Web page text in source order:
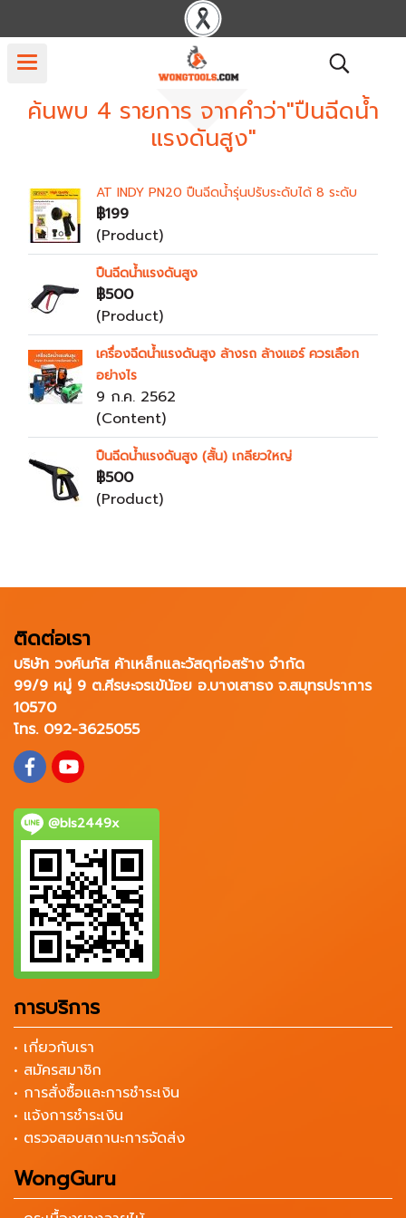
ค้นพบ 4 รายการ จากคำว่า"ปืนฉีดน้ำ
แรงดันสูง"
AT INDY PN20 ปืนฉีดน้ำรุ่นปรับระดับได้ 8 ระดับ
฿199
(Product)
ปืนฉีดน้ำแรงดันสูง
฿500
(Product)
เครื่องฉีดน้ำแรงดันสูง ล้างรถ ล้างแอร์ ควรเลือก
อย่างไร
9 ก.ค. 2562
(Content)
ปืนฉีดน้ำแรงดันสูง (สั้น) เกลียวใหญ่
฿500
(Product)
ติดต่อเรา
บริษัท วงศ์นภัส ค้าเหล็กและวัสดุก่อสร้าง จำกัด
99/9 หมู่ 9 ต.ศีรษะจรเข้น้อย อ.บางเสาธง จ.สมุทรปราการ
10570
โทร. 092-3625055
@bls2449x
การบริการ
• เกี่ยวกับเรา
• สมัครสมาชิก
• การสั่งซื้อและการชำระเงิน
• แจ้งการชำระเงิน
• ตรวจสอบสถานะการจัดส่ง
WongGuru